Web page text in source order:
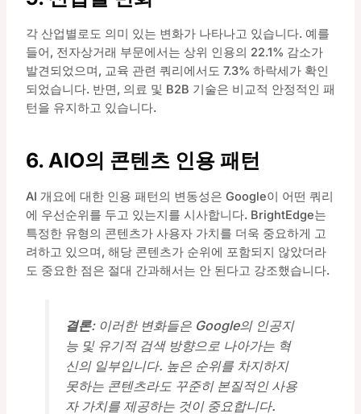
각 산업별로도 의미 있는 변화가 나타나고 있습니다. 예를
들어, 전자상거래 부문에서는 상위 인용의 22.1% 감소가
발견되었으며, 교육 관련 쿼리에서도 7.3% 하락세가 확인
되었습니다. 반면, 의료 및 B2B 기술은 비교적 안정적인 패
턴을 유지하고 있습니다.
6. AIO의 콘텐츠 인용 패턴
AI 개요에 대한 인용 패턴의 변동성은 Google이 어떤 쿼리
에 우선순위를 두고 있는지를 시사합니다. BrightEdge는
특정한 유형의 콘텐츠가 사용자 가치를 더욱 중요하게 고
려하고 있으며, 해당 콘텐츠가 순위에 포함되지 않았더라
도 중요한 점은 절대 간과해서는 안 된다고 강조했습니다.
결론: 이러한 변화들은 Google의 인공지
능 및 유기적 검색 방향으로 나아가는 혁
신의 일부입니다. 높은 순위를 차지하지
못하는 콘텐츠라도 꾸준히 본질적인 사용
자 가치를 제공하는 것이 중요합니다.